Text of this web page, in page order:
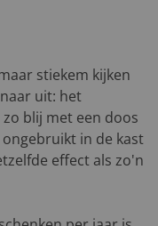
stiekem kijken
uit: het
blij met een doos
in de kast
effect als zo'n